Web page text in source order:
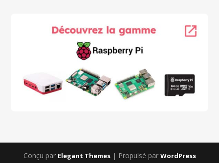
Conçu par Elegant Themes| Propulsé par WordPress